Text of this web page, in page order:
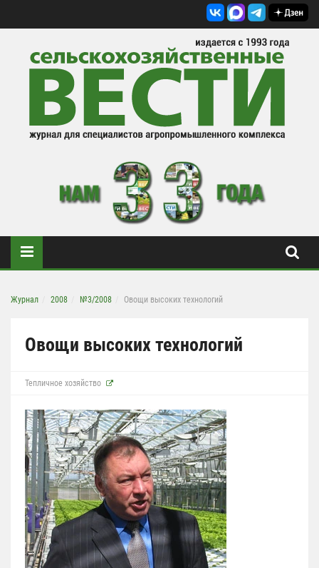
Журнал 2008 №3/2008 Овощи высоких технологий
Овощи высоких технологий
Тепличное хозяйство